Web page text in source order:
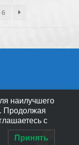
6
наилучшего
Продолжая
с
Принять